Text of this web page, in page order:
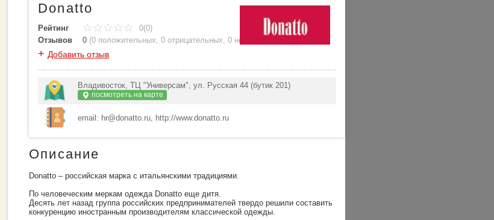
Donatto
Рейтинг
0(0)
Отзывов
0 (0 положительных, 0 отрицательных, 0 нейтральных
+ Добавить отзыв
Владивосток, ТЦ "Универсам", ул. Русская 44 (бутик 201)
посмотреть на карте
email: hr@donatto.ru, http://www.donatto.ru
Описание
Donatto – российская марка с итальянскими традициями.
По человеческим меркам одежда Donatto еще дитя.
Десять лет назад группа российских предпринимателей твердо решили составить
конкуренцию иностранным производителям классической одежды.